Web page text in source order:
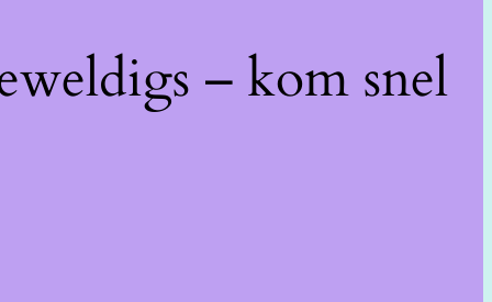
– kom snel